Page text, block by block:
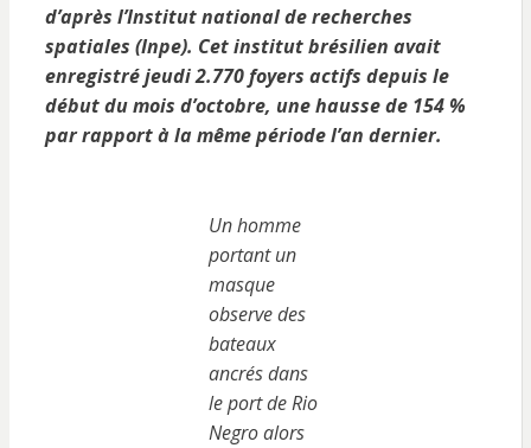
d’après l’Institut national de recherches
spatiales (Inpe). Cet institut brésilien avait
enregistré jeudi 2.770 foyers actifs depuis le
début du mois d’octobre, une hausse de 154 %
par rapport à la même période l’an dernier.
Un homme
portant un
masque
observe des
bateaux
ancrés dans
le port de Rio
Negro alors